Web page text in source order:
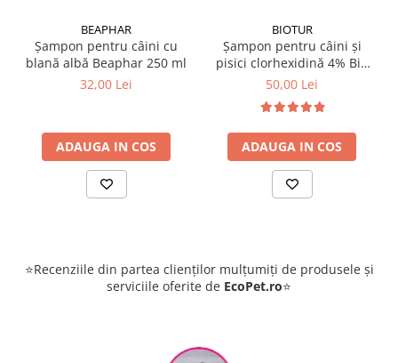
BEAPHAR
Șampon pentru câini cu
blană albă Beaphar 250 ml
32,00 Lei
ADAUGA IN COS
BIOTUR
Șampon pentru câini și
pisici clorhexidină 4% Bio
Med 300 ml
50,00 Lei
ADAUGA IN COS
⭐Recenziile din partea clienților mulțumiți de produsele și
serviciile oferite de EcoPet.ro⭐